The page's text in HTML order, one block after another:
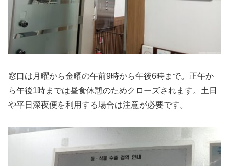
窓口は月曜から金曜の午前9時から午後6時まで。正午か
ら午後1時までは昼食休憩のためクローズされます。土日
や平日深夜便を利用する場合は注意が必要です。